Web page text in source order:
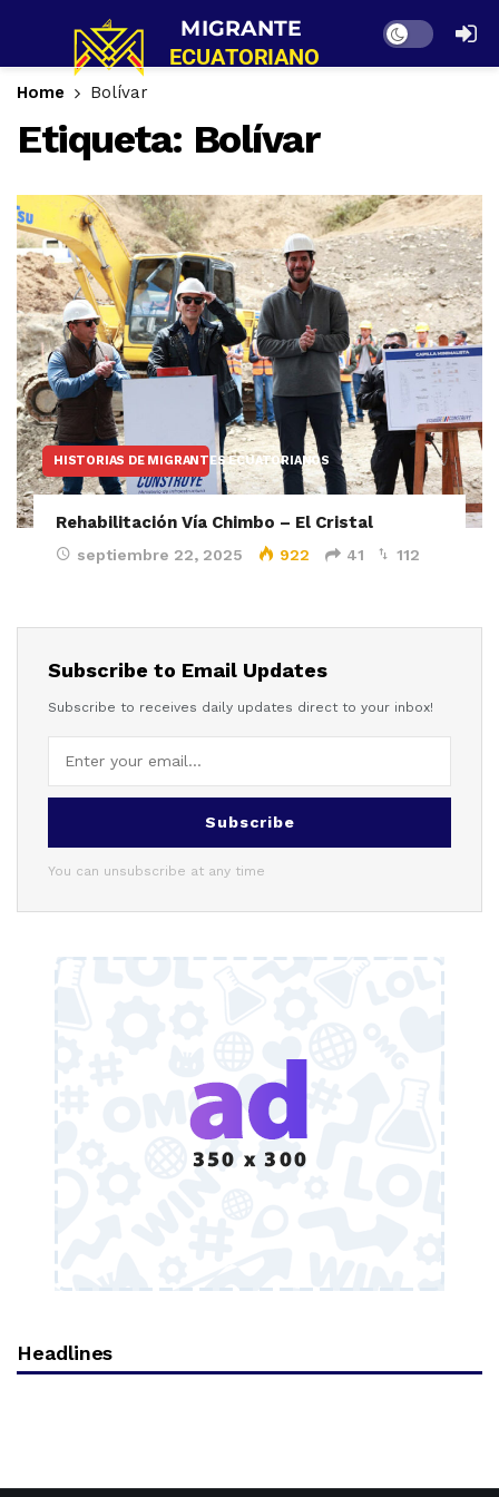
Dark mode
Home Bolívar
Etiqueta: Bolívar
HISTORIAS DE MIGRANTES ECUATORIANOS
Rehabilitación Vía Chimbo – El Cristal
septiembre 22, 2025 922 41 112
Subscribe to Email Updates
Subscribe to receives daily updates direct to your inbox!
Subscribe
You can unsubscribe at any time
Headlines